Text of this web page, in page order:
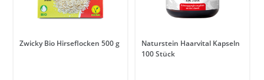
Zwicky Bio Hirseflocken 500 g
Naturstein Haarvital Kapseln
100 Stück